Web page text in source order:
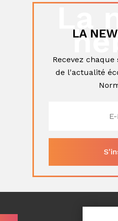
LA
Recevez
de l'actualité